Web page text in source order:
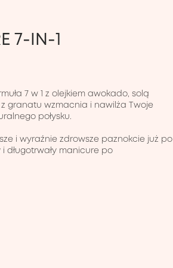
7-IN-1
7 w 1 z olejkiem awokado, solą
granatu wzmacnia i nawilża Twoje
połysku.
i wyraźnie zdrowsze paznokcie już po
długotrwały manicure po